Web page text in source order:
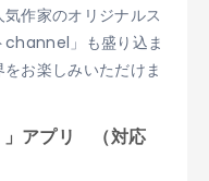
作家のオリジナルス
channel」も盛り込ま
お楽しみいただけま
」アプリ （対応